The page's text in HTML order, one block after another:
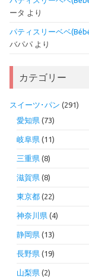
ータ より
パティスリーベベ
バパパより
カテゴリー
スイーツ･パン (291)
愛知県(73)
岐阜県(11)
三重県(8)
滋賀県(8)
東京都(22)
神奈川県(4)
静岡県(13)
長野県(19)
山梨県(2)